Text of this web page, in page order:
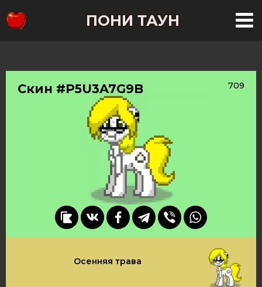
ПОНИ ТАУН
Скин #P5U3A7G9B 709
Осенняя трава